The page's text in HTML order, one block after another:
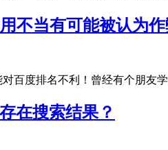
不当有可能被认为
百度排名不利！曾经有个朋友
在搜索结果？